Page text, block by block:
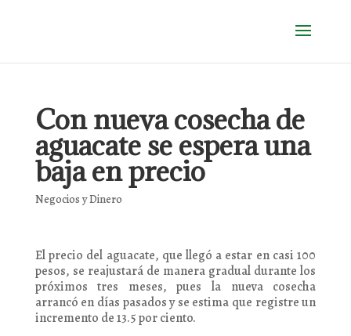
Con nueva cosecha de
aguacate se espera una
baja en precio
Negocios y Dinero
El precio del aguacate, que llegó a estar en casi 100
pesos, se reajustará de manera gradual durante los
próximos tres meses, pues la nueva cosecha
arrancó en días pasados y se estima que registre un
incremento de 13.5 por ciento.